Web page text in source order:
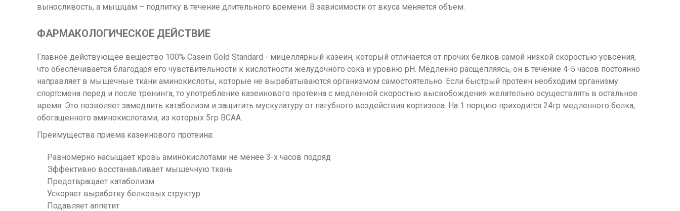
выносливость, а мышцам – подпитку в течение длительного времени. В зависимости от вкуса меняется объем.
ФАРМАКОЛОГИЧЕСКОЕ ДЕЙСТВИЕ
Главное действующее вещество 100% Casein Gold Standard - мицеллярный казеин, который отличается от прочих белков самой низкой скоростью усвоения,
что обеспечивается благодаря его чувствительности к кислотности желудочного сока и уровню pH. Медленно расщепляясь, он в течение 4-5 часов постоянно
направляет в мышечные ткани аминокислоты, которые не вырабатываются организмом самостоятельно. Если быстрый протеин необходим организму
спортсмена перед и после тренинга, то употребление казеинового протеина с медленной скоростью высвобождения желательно осуществлять в остальное
время. Это позволяет замедлить катаболизм и защитить мускулатуру от пагубного воздействия кортизола. На 1 порцию приходится 24гр медленного белка,
обогащенного аминокислотами, из которых 5гр ВСАА.
Преимущества приема казеинового протеина:
Равномерно насыщает кровь аминокислотами не менее 3-х часов подряд
Эффективно восстанавливает мышечную ткань
Предотвращает катаболизм
Ускоряет выработку белковых структур
Подавляет аппетит.